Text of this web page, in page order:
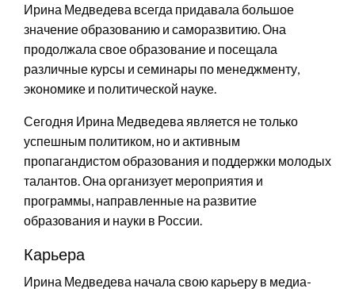
Ирина Медведева всегда придавала большое
значение образованию и саморазвитию. Она
продолжала свое образование и посещала
различные курсы и семинары по менеджменту,
экономике и политической науке.
Сегодня Ирина Медведева является не только
успешным политиком, но и активным
пропагандистом образования и поддержки молодых
талантов. Она организует мероприятия и
программы, направленные на развитие
образования и науки в России.
Карьера
Ирина Медведева начала свою карьеру в медиа-